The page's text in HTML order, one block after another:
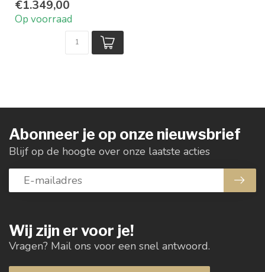
2 open vakken
Afmeting HxL...
€1.349,00
Op voorraad
Wij zijn er voor je!
Vragen? Mail ons voor een snel antwoord.
Abonneer je op onze nieuwsbrief
Blijf op de hoogte over onze laatste acties